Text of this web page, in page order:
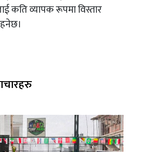
कति व्यापक रूपमा विस्तार